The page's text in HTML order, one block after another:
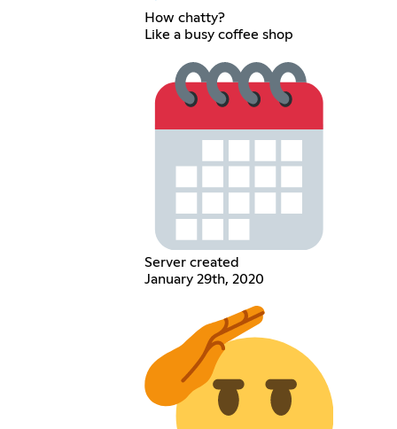
How chatty?
Like a busy coffee shop
Server created
January 29th, 2020